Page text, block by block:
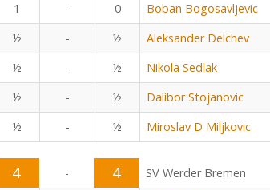
1 - 0 Boban Bogosavljevic
½ - ½ Aleksander Delchev
½ - ½ Nikola Sedlak
½ - ½ Dalibor Stojanovic
½ - ½ Miroslav D Miljkovic
4 - 4
SV Werder Bremen